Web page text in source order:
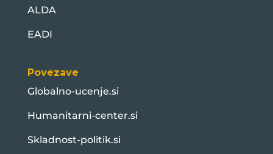
ALDA
EADI
Povezave
Globalno-ucenje.si
Humanitarni-center.si
Skladnost-politik.si